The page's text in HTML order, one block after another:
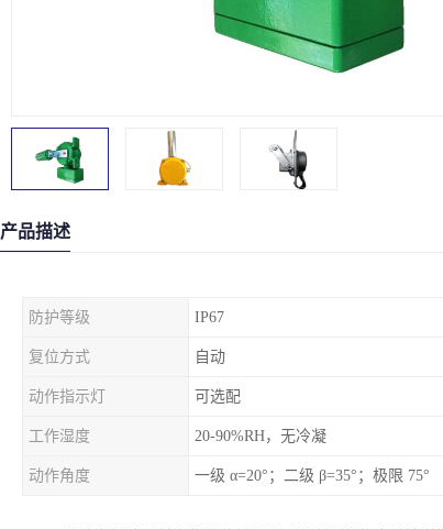
产品描述
防护等级 IP67
复位方式 自动
动作指示灯 可选配
工作湿度 20-90%RH，无冷凝
动作角度 一级 α=20°；二级 β=35°；极限 75°